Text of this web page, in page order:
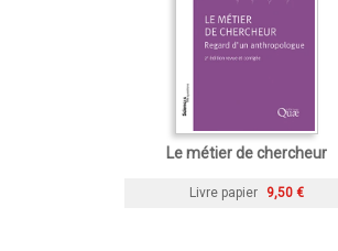
Le métier de chercheur
Livre papier 9,50 €